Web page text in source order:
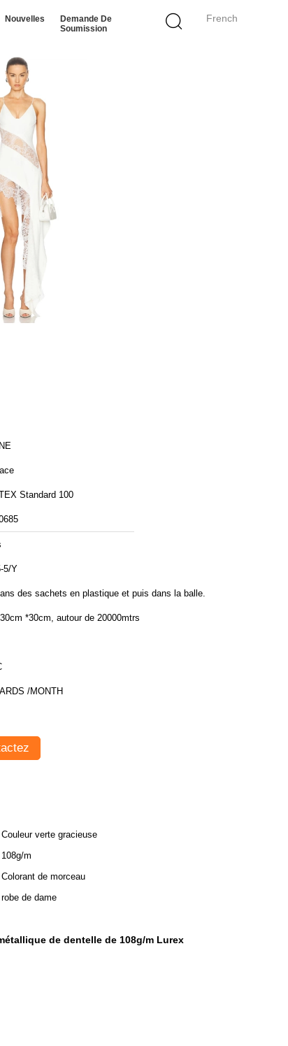
French
Nouvelles
Demande De
Soumission
Standard 100
5/Y
des sachets en plastique et puis dans la balle.
*30cm, autour de 20000mtrs
/MONTH
Couleur verte gracieuse
108g/m
Colorant de morceau
robe de dame
de dentelle de 108g/m Lurex